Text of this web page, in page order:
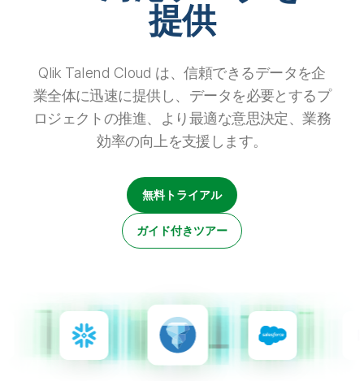
コミュニティ
カスタマーサポート
カスタマーポータル
初期トレーニング
製品関連
企業情報
採用情報
ニュースルーム
事業所 / 連絡先
Qlik
テクノロジーパートナーとの連携
Qlik のデータ統合とデータ分析の価値を最大化
適切なデータ統合プランで、信頼できるデータを迅速に提供し、よりスマー
トな意思決定を促進します。
データ分析の価格
適切なデータ分析プランで、より優れたインサイトを獲得し、ビジネス成果
の達成をサポートします。
イベント / Web セミナー
コミュニティ
提供
Qlik Talend Cloud は、信頼できるデータを企
業全体に迅速に提供し、データを必要とするプ
ロジェクトの推進、より最適な意思決定、業務
効率の向上を支援します。
無料トライアル
ガイド付きツアー